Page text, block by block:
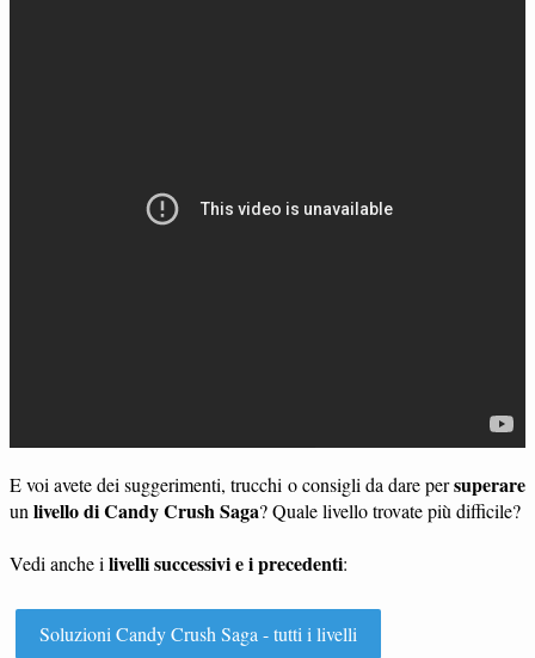
E voi avete dei suggerimenti, trucchi o consigli da dare persuperare
un livello di Candy Crush Saga? Quale livello trovate più difficile?
Vedi anche i livelli successivi e i precedenti:
Soluzioni Candy Crush Saga - tutti i livelli